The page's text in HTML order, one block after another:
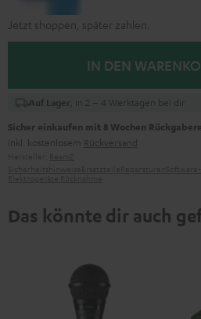
Jetzt shoppen, später zahlen.
IN DEN
Auf Lager , in 2 – 4 Werktagen bei dir
Sicher einkaufen mit 8 Wochen
inkl. kostenlosem Rückversand
Das könnte dir auch